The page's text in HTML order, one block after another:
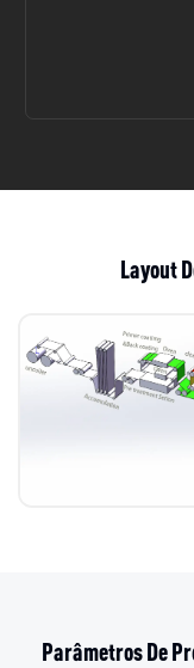
Layout
Parâmetros De